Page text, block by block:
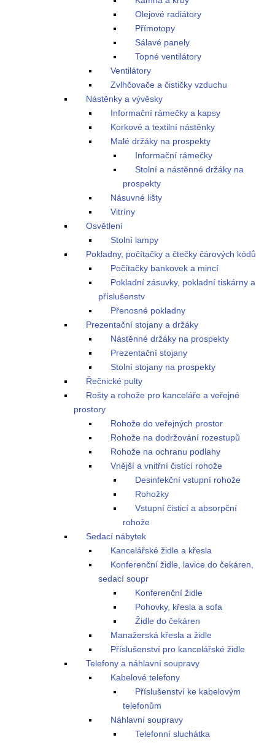
Olejové radiátory
Přímotopy
Sálavé panely
Topné ventilátory
Ventilátory
Zvlhčovače a čističky vzduchu
Nástěnky a vývěsky
Informační rámečky a kapsy
Korkové a textilní nástěnky
Malé držáky na prospekty
Informační rámečky
Stolní a nástěnné držáky na
prospekty
Násuvné lišty
Vitríny
Osvětlení
Stolní lampy
Pokladny, počítačky a čtečky čárových kódů
Počítačky bankovek a mincí
Pokladní zásuvky, pokladní tiskárny a
příslušenstv
Přenosné pokladny
Prezentační stojany a držáky
Nástěnné držáky na prospekty
Prezentační stojany
Stolní stojany na prospekty
Řečnické pulty
Rošty a rohože pro kanceláře a veřejné
prostory
Rohože do veřejných prostor
Rohože na dodržování rozestupů
Rohože na ochranu podlahy
Vnější a vnitřní čistící rohože
Desinfekční vstupní rohože
Rohožky
Vstupní čisticí a absorpční
rohože
Sedací nábytek
Kancelářské židle a křesla
Konferenční židle, lavice do čekáren,
sedací soupr
Konferenční židle
Pohovky, křesla a sofa
Židle do čekáren
Manažerská křesla a židle
Příslušenství pro kancelářské židle
Telefony a náhlavní soupravy
Kabelové telefony
Příslušenství ke kabelovým
telefonům
Náhlavní soupravy
Telefonní sluchátka